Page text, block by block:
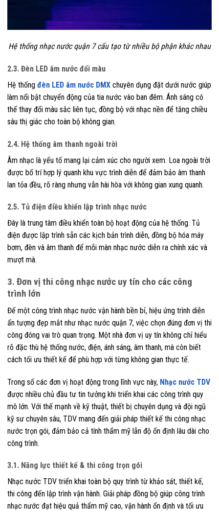
Hệ thống nhạc nước quận 7 cấu tạo từ nhiều bộ phận khác nhau
2.3. Đèn LED âm nước đổi màu
Hệ thống đèn LED âm nước DMX chuyên dụng đặt dưới nước giúp
làm nổi bật chuyển động của tia nước vào ban đêm. Ánh sáng có
thể thay đổi màu sắc liên tục, đồng bộ với nhạc nền để tăng chiều
sâu thị giác cho toàn bộ không gian.
2.4. Hệ thống âm thanh ngoài trời
Âm nhạc là yếu tố mang lại cảm xúc cho người xem. Loa ngoài trời
được bố trí hợp lý quanh khu vực trình diễn để đảm bảo âm thanh
lan tỏa đều, rõ ràng nhưng vẫn hài hòa với không gian xung quanh.
2.5. Tủ điện điều khiển lập trình nhạc nước
Đây là trung tâm điều khiển toàn bộ hoạt động của hệ thống. Tủ
điện được lập trình sẵn các kịch bản trình diễn, đồng bộ hóa máy
bơm, đèn và âm thanh để mỗi màn nhạc nước diễn ra chính xác và
mượt mà.
3. Đơn vị thi công nhạc nước uy tín cho các công
trình lớn
Để một công trình nhạc nước vận hành bền bỉ, hiệu ứng trình diễn
ấn tượng đẹp mắt như nhạc nước quận 7, việc chọn đúng đơn vị thi
công đóng vai trò quan trọng. Một nhà đơn vị uy tín không chỉ hiểu
rõ đặc thù hệ thống nước, điện, ánh sáng, âm thanh, mà còn biết
cách tối ưu thiết kế để phù hợp với từng không gian thực tế.
Trong số các đơn vị hoạt động trong lĩnh vực này, Nhạc nước TDV
được nhiều chủ đầu tư tin tưởng khi triển khai các công trình quy
mô lớn. Với thế mạnh về kỹ thuật, thiết bị chuyên dụng và đội ngũ
kỹ sư chuyên sâu, TDV mang đến giải pháp thiết kế thi công nhạc
nước trọn gói, đảm bảo cả tính thẩm mỹ lẫn độ ổn định lâu dài cho
công trình.
3.1. Năng lực thiết kế & thi công trọn gói
Nhạc nước TDV triển khai toàn bộ quy trình từ khảo sát, thiết kế,
thi công đến lập trình vận hành. Giải pháp đồng bộ giúp công trình
nhạc nước đạt hiệu quả thẩm mỹ cao, vận hành ổn định và tối ưu